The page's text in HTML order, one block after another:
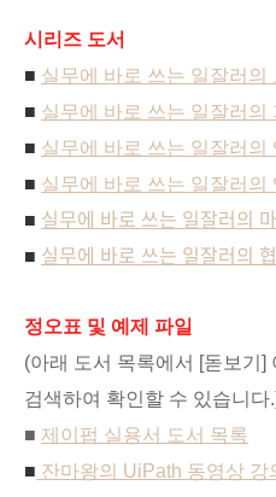
시리즈 도서
■ 실무에 바로 쓰는 일잘러의
■ 실무에 바로 쓰는 일잘러의
■ 실무에 바로 쓰는 일잘러의
■ 실무에 바로 쓰는 일잘러의
■ 실무에 바로 쓰는 일잘러의
■ 실무에 바로 쓰는 일잘러의
정오표 및 예제 파일
(아래 도서 목록에서 [돋보기]
검색하여 확인할 수 있습니다
■ 제이펍 실용서 도서 목록
■ 잔마왕의 UiPath 동영상 강